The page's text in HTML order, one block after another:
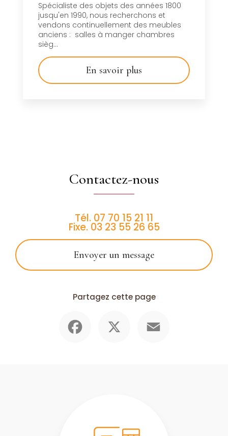
Spécialiste des objets des années 1800
jusqu'en 1990, nous recherchons et
vendons continuellement des meubles
anciens : salles à manger chambres
sièg...
En savoir plus
Contactez-nous
Tél. 07 70 15 21 11
Fixe. 03 23 55 26 65
Envoyer un message
Partagez cette page